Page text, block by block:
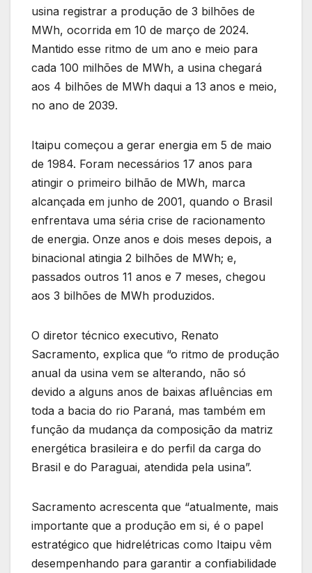
usina registrar a produção de 3 bilhões de
MWh, ocorrida em 10 de março de 2024.
Mantido esse ritmo de um ano e meio para
cada 100 milhões de MWh, a usina chegará
aos 4 bilhões de MWh daqui a 13 anos e meio,
no ano de 2039.
Itaipu começou a gerar energia em 5 de maio
de 1984. Foram necessários 17 anos para
atingir o primeiro bilhão de MWh, marca
alcançada em junho de 2001, quando o Brasil
enfrentava uma séria crise de racionamento
de energia. Onze anos e dois meses depois, a
binacional atingia 2 bilhões de MWh; e,
passados outros 11 anos e 7 meses, chegou
aos 3 bilhões de MWh produzidos.
O diretor técnico executivo, Renato
Sacramento, explica que “o ritmo de produção
anual da usina vem se alterando, não só
devido a alguns anos de baixas afluências em
toda a bacia do rio Paraná, mas também em
função da mudança da composição da matriz
energética brasileira e do perfil da carga do
Brasil e do Paraguai, atendida pela usina”.
Sacramento acrescenta que “atualmente, mais
importante que a produção em si, é o papel
estratégico que hidrelétricas como Itaipu vêm
desempenhando para garantir a confiabilidade